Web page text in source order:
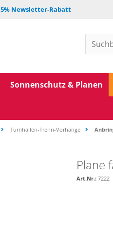
5% Newsletter-Rabatt
Sonnenschutz & Planen
Turnhallen-Trenn-Vorhänge
Plane
Art.Nr.: 7222